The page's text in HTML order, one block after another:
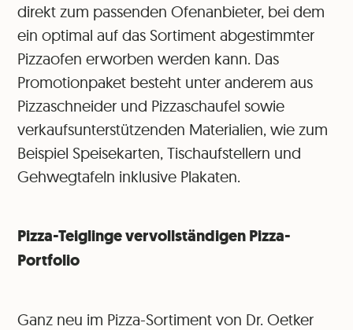
direkt zum passenden Ofenanbieter, bei dem
ein optimal auf das Sortiment abgestimmter
Pizzaofen erworben werden kann. Das
Promotionpaket besteht unter anderem aus
Pizzaschneider und Pizzaschaufel sowie
verkaufsunterstützenden Materialien, wie zum
Beispiel Speisekarten, Tischaufstellern und
Gehwegtafeln inklusive Plakaten.
Pizza-Teiglinge vervollständigen Pizza-
Portfolio
Ganz neu im Pizza-Sortiment von Dr. Oetker